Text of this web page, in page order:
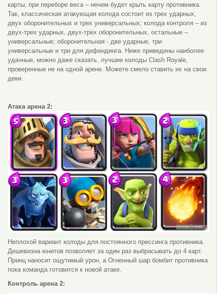
карты, при переборе веса – нечем будет крыть карту противника.
Так, классическая атакующая колода состоит из трех ударных,
двух оборонительных и трех универсальных; колода контроля – из
двух-трех ударных, двух-трех оборонительных, остальные –
универсальные; оборонительная - две ударные, три
универсальные и три для дефендинга. Ниже приведены наиболее
удачные, можно даже сказать, лучшие колоды Clash Royale,
проверенные не на одной арене. Можете смело ставить их на свои
деки.
Атака арена 2:
Неплохой вариант колоды для постоянного прессинга противника.
Дешевизна юнитов позволяет за один раз выбрасывать до 4 карт.
Принц наносит ощутимый урон, а Огненный шар бомбит противника
пока команда готовится к новой атаке.
Контроль арена 2: